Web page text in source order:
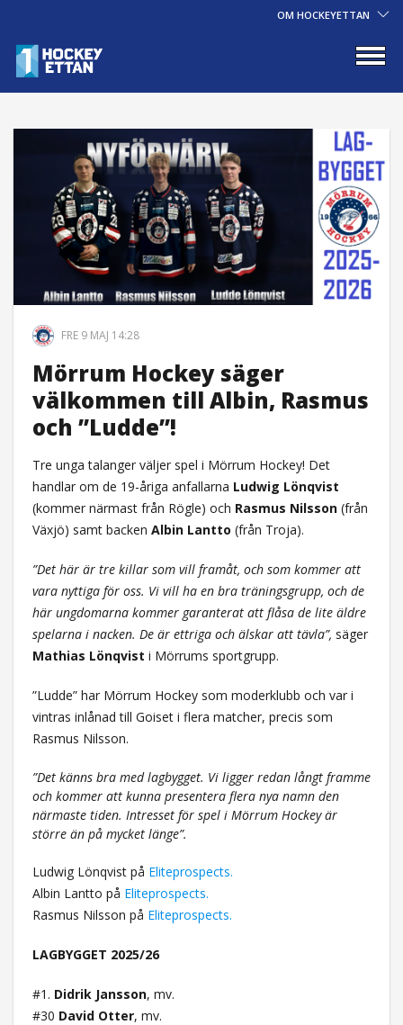
OM HOCKEYETTAN
FRE 9 MAJ 14:28
Mörrum Hockey säger
välkommen till Albin, Rasmus
och ”Ludde”!
Tre unga talanger väljer spel i Mörrum Hockey! Det
handlar om de 19-åriga anfallarna Ludwig Lönqvist
(kommer närmast från Rögle) och Rasmus Nilsson(från
Växjö) samt backen Albin Lantto (från Troja).
”Det här är tre killar som vill framåt, och som kommer att
vara nyttiga för oss. Vi vill ha en bra träningsgrupp, och de
här ungdomarna kommer garanterat att flåsa de lite äldre
spelarna i nacken. De är ettriga och älskar att tävla”, säger
Mathias Lönqvist i Mörrums sportgrupp.
”Ludde” har Mörrum Hockey som moderklubb och var i
vintras inlånad till Goiset i flera matcher, precis som
Rasmus Nilsson.
”Det känns bra med lagbygget. Vi ligger redan långt framme
och kommer att kunna presentera flera nya namn den
närmaste tiden. Intresset för spel i Mörrum Hockey är
större än på mycket länge”.
Ludwig Lönqvist på Eliteprospects.
Albin Lantto på Eliteprospects.
Rasmus Nilsson på Eliteprospects.
LAGBYGGET 2025/26
#1. Didrik Jansson, mv.
#30 David Otter, mv.